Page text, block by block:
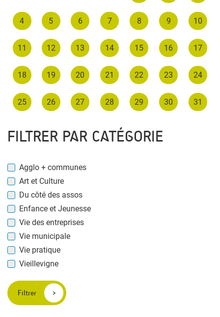
4 5 6 7 8 9 10
11 12 13 14 15 16 17
18 19 20 21 22 23 24
25 26 27 28 29 30 31
FILTRER PAR CATÉGORIE
Agglo + communes
Art et Culture
Du côté des assos
Enfance et Jeunesse
Vie des entreprises
Vie municipale
Vie pratique
Vieillevigne
Filtrer